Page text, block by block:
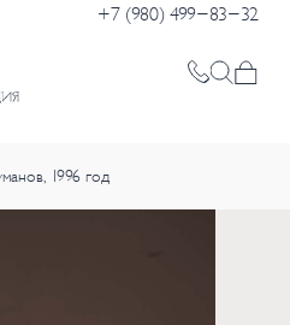
+7 (980) 499-83-32
1996 год